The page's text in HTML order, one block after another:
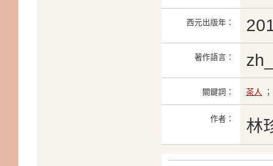
西元出版年：
著作語言：
關鍵詞： 茶人
作者： 林